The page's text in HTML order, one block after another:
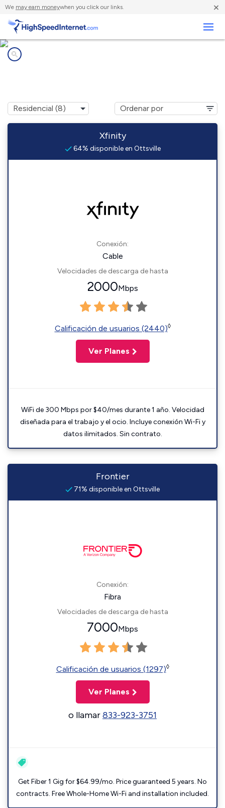
We may earn moneywhen you click our links. ×
Xfinity
64% disponible en Ottsville
Conexión:
Cable
Velocidades de descarga de hasta
2000Mbps
Calificación de usuarios (2440)◊
Ver Planes
WiFi de 300 Mbps por $40/mes durante 1 año. Velocidad
diseñada para el trabajo y el ocio. Incluye conexión Wi-Fi y
datos ilimitados. Sin contrato.
Frontier
71% disponible en Ottsville
Conexión:
Fibra
Velocidades de descarga de hasta
7000Mbps
Calificación de usuarios (1297)◊
Ver Planes
o llamar833-923-3751
Get Fiber 1 Gig for $64.99/mo. Price guaranteed 5 years. No
contracts. Free Whole-Home Wi-Fi and installation included.